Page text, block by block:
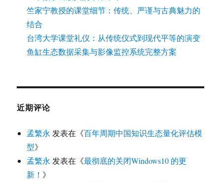
竺家宁教授的课堂细节：传统、严谨与古典魅力的
结合
台湾大学课堂礼仪：从传统仪式到现代平等的演变
鱼缸生态数据采集与影像监控系统完整方案
近期评论
孟繁永 发表在《百年周期中国知识生态量化评估模
型》
孟繁永 发表在《最彻底的关闭Windows10 的更
新！ 》